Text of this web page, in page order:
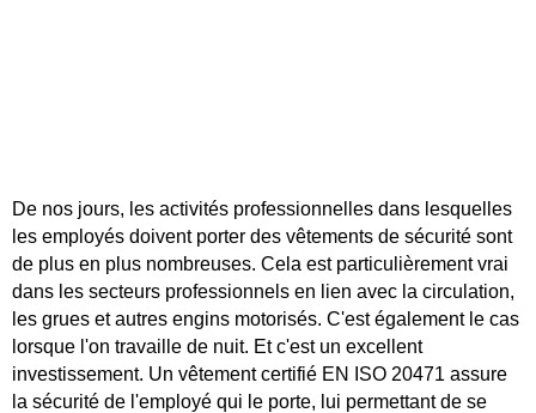
De nos jours, les activités professionnelles dans lesquelles
les employés doivent porter des vêtements de sécurité sont
de plus en plus nombreuses. Cela est particulièrement vrai
dans les secteurs professionnels en lien avec la circulation,
les grues et autres engins motorisés. C'est également le cas
lorsque l'on travaille de nuit. Et c'est un excellent
investissement. Un vêtement certifié EN ISO 20471 assure
la sécurité de l'employé qui le porte, lui permettant de se